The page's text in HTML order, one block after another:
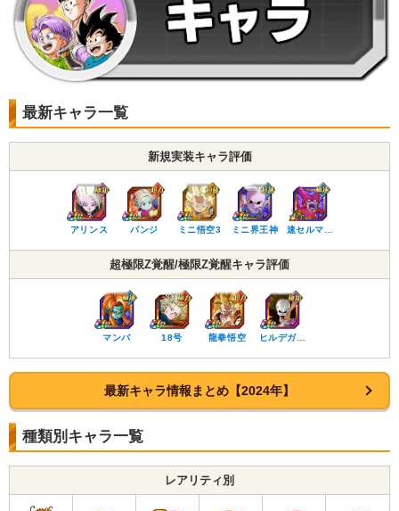
最新キャラ一覧
新規実装キャラ評価
アリンス パンジ ミニ悟空3 ミニ界王神 速セルマ…
超極限Z覚醒/極限Z覚醒キャラ評価
マンバ 18号 龍拳悟空 ヒルデガ…
最新キャラ情報まとめ【2024年】
種類別キャラ一覧
レアリティ別